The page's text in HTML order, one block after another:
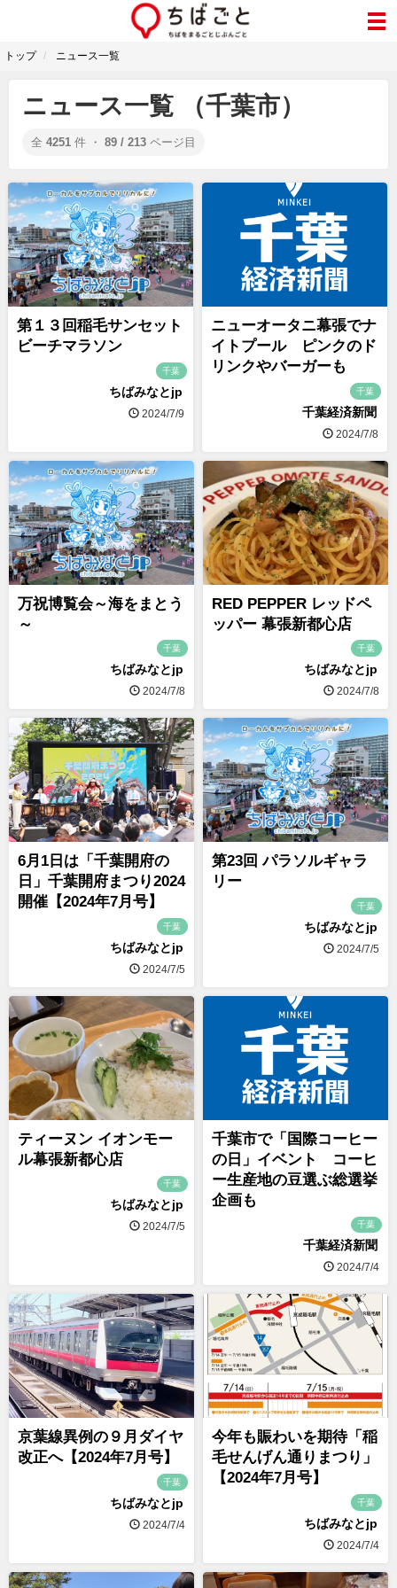
トップ ニュース一覧
ニュース一覧 （千葉市）
全 4251 件 ・ 89 / 213 ページ目
第１３回稲毛サンセット
ビーチマラソン
千葉
ちばみなとjp
2024/7/9
ニューオータニ幕張でナ
イトプール ピンクのド
リンクやバーガーも
千葉
千葉経済新聞
2024/7/8
万祝博覧会～海をまとう
～
千葉
ちばみなとjp
2024/7/8
RED PEPPER レッドペ
ッパー 幕張新都心店
千葉
ちばみなとjp
2024/7/8
6月1日は「千葉開府の
日」千葉開府まつり2024
開催【2024年7月号】
千葉
ちばみなとjp
2024/7/5
第23回 パラソルギャラ
リー
千葉
ちばみなとjp
2024/7/5
ティーヌン イオンモー
ル幕張新都心店
千葉
ちばみなとjp
2024/7/5
千葉市で「国際コーヒー
の日」イベント コーヒ
ー生産地の豆選ぶ総選挙
企画も
千葉
千葉経済新聞
2024/7/4
京葉線異例の９月ダイヤ
改正へ【2024年7月号】
千葉
ちばみなとjp
2024/7/4
今年も賑わいを期待「稲
毛せんげん通りまつり」
【2024年7月号】
千葉
ちばみなとjp
2024/7/4